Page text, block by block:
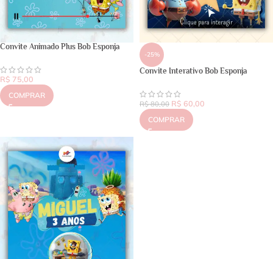
Convite Animado Plus Bob Esponja
R$ 75,00
COMPRAR
-25%
Convite Interativo Bob Esponja
R$80,00 R$ 60,00
COMPRAR